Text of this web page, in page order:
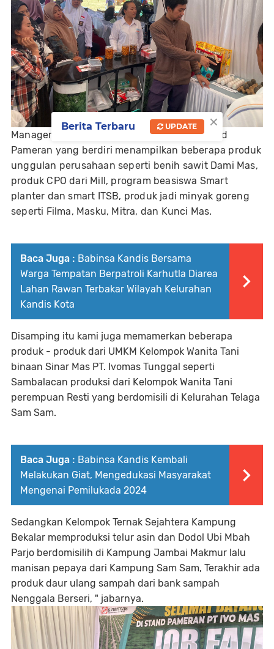
Manager Andika Sinuhaji sebutkan lagi, Stand
Pameran yang berdiri menampilkan beberapa produk
unggulan perusahaan seperti benih sawit Dami Mas,
produk CPO dari Mill, program beasiswa Smart
planter dan smart ITSB, produk jadi minyak goreng
seperti Filma, Masku, Mitra, dan Kunci Mas.
Baca Juga : Babinsa Kandis Bersama
Warga Tempatan Berpatroli Karhutla Diarea
Lahan Rawan Terbakar Wilayah Kelurahan
Kandis Kota
Disamping itu kami juga memamerkan beberapa
produk - produk dari UMKM Kelompok Wanita Tani
binaan Sinar Mas PT. Ivomas Tunggal seperti
Sambalacan produksi dari Kelompok Wanita Tani
perempuan Resti yang berdomisili di Kelurahan Telaga
Sam Sam.
Baca Juga : Babinsa Kandis Kembali
Melakukan Giat, Mengedukasi Masyarakat
Mengenai Pemilukada 2024
Sedangkan Kelompok Ternak Sejahtera Kampung
Bekalar memproduksi telur asin dan Dodol Ubi Mbah
Parjo berdomisilih di Kampung Jambai Makmur lalu
manisan pepaya dari Kampung Sam Sam, Terakhir ada
produk daur ulang sampah dari bank sampah
Nenggala Berseri, " jabarnya.
×
Berita Terbaru UPDATE